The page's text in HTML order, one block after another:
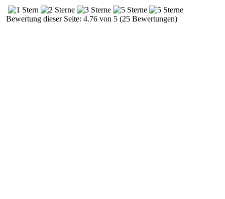
Bewertung dieser Seite: 4.76 von 5 (25 Bewertungen)